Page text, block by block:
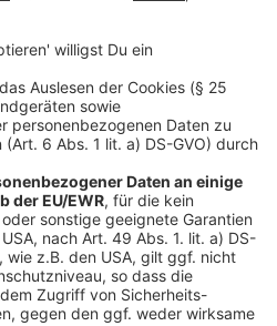
an Schlebuscher Schule